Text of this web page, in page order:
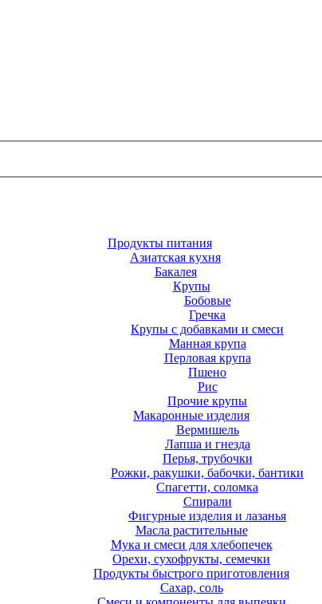
Продукты питания
Азиатская кухня
Бакалея
Крупы
Бобовые
Гречка
Крупы с добавками и смеси
Манная крупа
Перловая крупа
Пшено
Рис
Прочие крупы
Макаронные изделия
Вермишель
Лапша и гнезда
Перья, трубочки
Рожки, ракушки, бабочки, бантики
Спагетти, соломка
Спирали
Фигурные изделия и лазанья
Масла растительные
Мука и смеси для хлебопечек
Орехи, сухофрукты, семечки
Продукты быстрого приготовления
Сахар, соль